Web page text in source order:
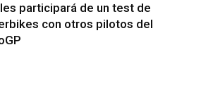
participará de un test de
con otros pilotos del